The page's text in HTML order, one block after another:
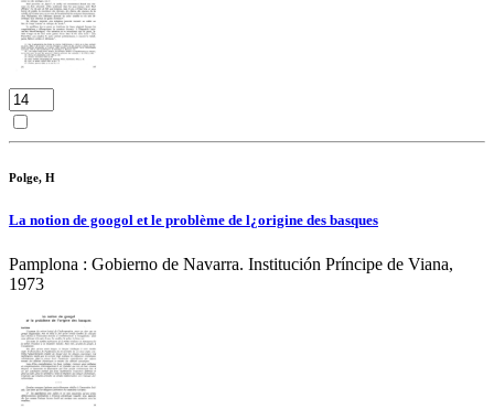
Polge, H
La notion de googol et le problème de l¿origine des basques
Pamplona : Gobierno de Navarra. Institución Príncipe de Viana,
1973